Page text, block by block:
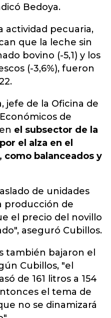
Bedoya.
actividad pecuaria,
que la leche sin
bovino (-5,1) y los
(-3,6%), fueron
jefe de la Oficina de
de
el subsector de la
el alza en el
como balanceados y
de unidades
producción de
el precio del novillo
aseguró Cubillos.
también bajaron el
Cubillos, "el
de 161 litros a 154
el tema de
no se dinamizará